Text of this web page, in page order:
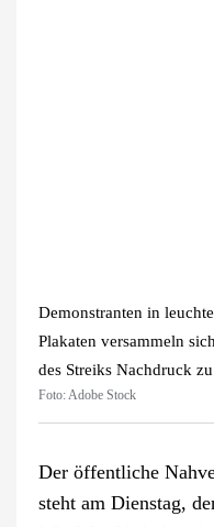
Demonstranten in
Plakaten versammeln
des Streiks Nachdruck
Foto: Adobe Stock
Der öffentliche
steht am Dienstag,